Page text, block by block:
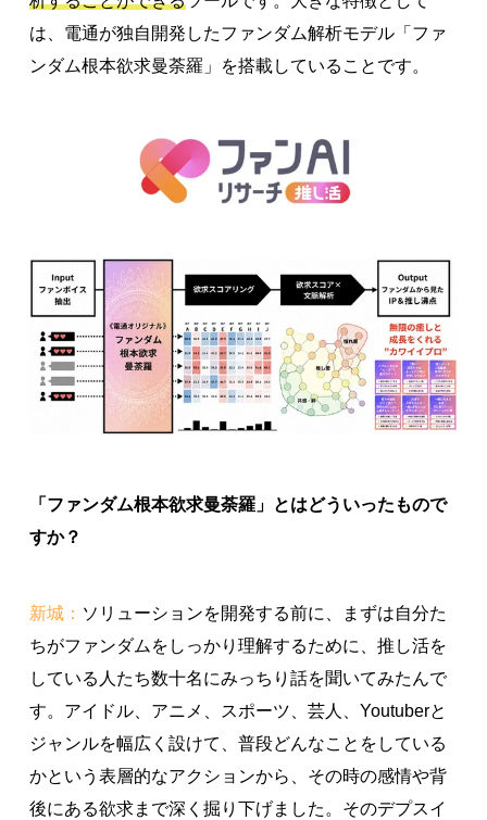
は、電通が独自開発したファンダム解析モデル「ファ
ンダム根本欲求曼荼羅」を搭載していることです。
「ファンダム根本欲求曼荼羅」とはどういったもので
すか？
新城： ソリューションを開発する前に、まずは自分た
ちがファンダムをしっかり理解するために、推し活を
している人たち数十名にみっちり話を聞いてみたんで
す。アイドル、アニメ、スポーツ、芸人、Youtuberと
ジャンルを幅広く設けて、普段どんなことをしている
かという表層的なアクションから、その時の感情や背
後にある欲求まで深く掘り下げました。そのデプスイ